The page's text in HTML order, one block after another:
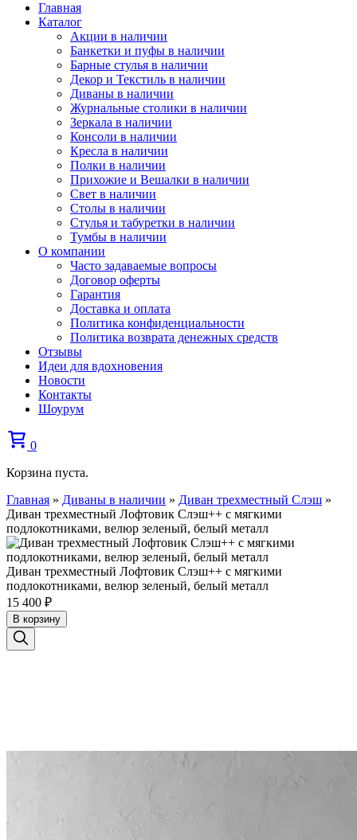
Главная
Каталог
Акции в наличии
Банкетки и пуфы в наличии
Барные стулья в наличии
Декор и Текстиль в наличии
Диваны в наличии
Журнальные столики в наличии
Зеркала в наличии
Консоли в наличии
Кресла в наличии
Полки в наличии
Прихожие и Вешалки в наличии
Свет в наличии
Столы в наличии
Стулья и табуретки в наличии
Тумбы в наличии
О компании
Часто задаваемые вопросы
Договор оферты
Гарантия
Доставка и оплата
Политика конфиденциальности
Политика возврата денежных средств
Отзывы
Идеи для вдохновения
Новости
Контакты
Шоурум
0
Корзина пуста.
Главная » Диваны в наличии » Диван трехместный Слэш »
Диван трехместный Лофтовик Слэш++ с мягкими
подлокотниками, велюр зеленый, белый металл
Диван трехместный Лофтовик Слэш++ с мягкими
подлокотниками, велюр зеленый, белый металл
15 400 ₽
В корзину